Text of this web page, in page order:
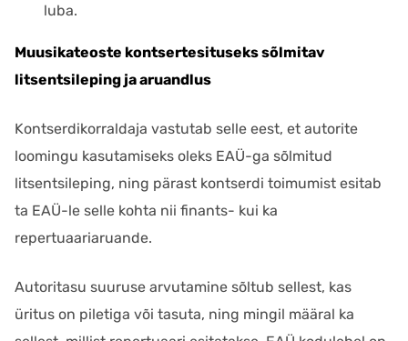
luba.
Muusikateoste kontsertesituseks sõlmitav
litsentsileping ja aruandlus
Kontserdikorraldaja vastutab selle eest, et autorite
loomingu kasutamiseks oleks EAÜ-ga sõlmitud
litsentsileping, ning pärast kontserdi toimumist esitab
ta EAÜ-le selle kohta nii finants- kui ka
repertuaariaruande.
Autoritasu suuruse arvutamine sõltub sellest, kas
üritus on piletiga või tasuta, ning mingil määral ka